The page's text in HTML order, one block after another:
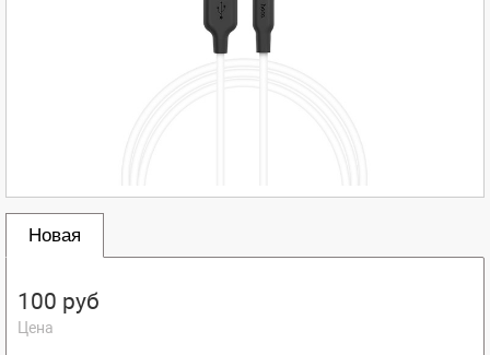
Новая
100 руб
Цена